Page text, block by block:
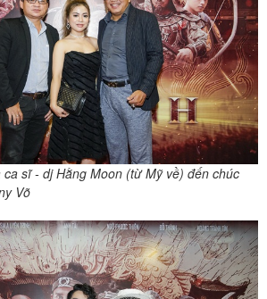
sĩ - dj Hằng Moon (từ Mỹ về) đến chúc
Võ